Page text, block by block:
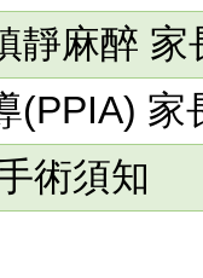
靜麻醉 家
(PPIA) 家
術須知